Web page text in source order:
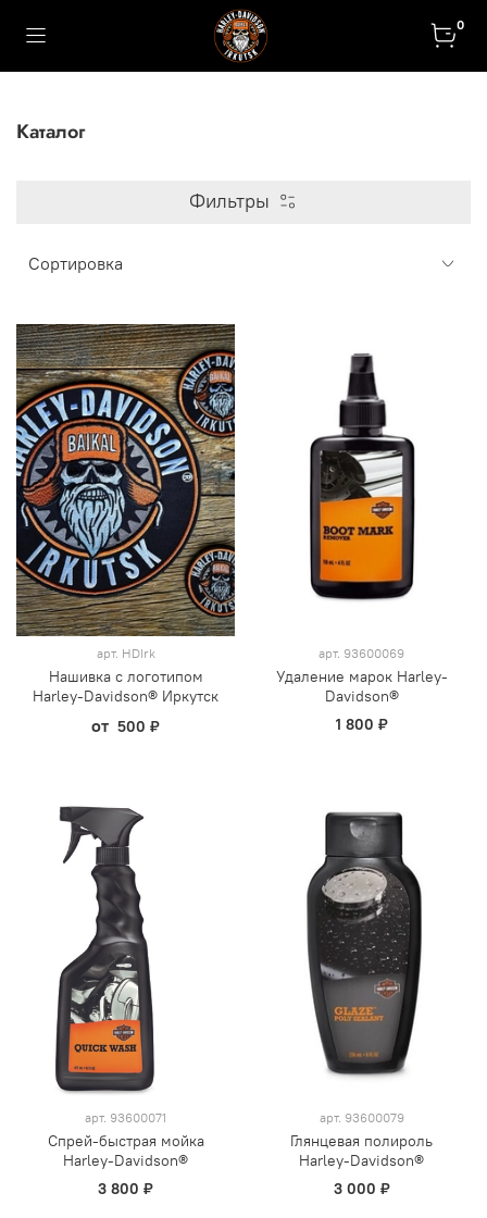
0
Каталог
Фильтры
арт. HDIrk
Нашивка с логотипом
Harley-Davidson® Иркутск
от 500 ₽
арт. 93600069
Удаление марок Harley-
Davidson®
1 800 ₽
арт. 93600071
Спрей-быстрая мойка
Harley-Davidson®
3 800 ₽
арт. 93600079
Глянцевая полироль
Harley-Davidson®
3 000 ₽